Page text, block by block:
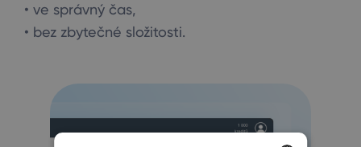
• ve správný čas,
• bez zbytečné složitosti.